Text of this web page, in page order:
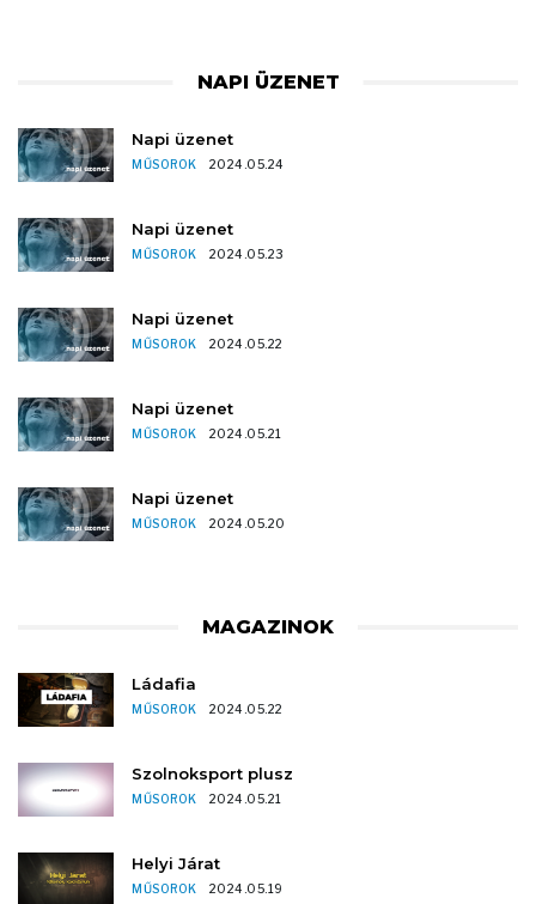
NAPI ÜZENET
Napi üzenet
MŰSOROK 2024.05.24
Napi üzenet
MŰSOROK 2024.05.23
Napi üzenet
MŰSOROK 2024.05.22
Napi üzenet
MŰSOROK 2024.05.21
Napi üzenet
MŰSOROK 2024.05.20
MAGAZINOK
Ládafia
MŰSOROK 2024.05.22
Szolnoksport plusz
MŰSOROK 2024.05.21
Helyi Járat
MŰSOROK 2024.05.19